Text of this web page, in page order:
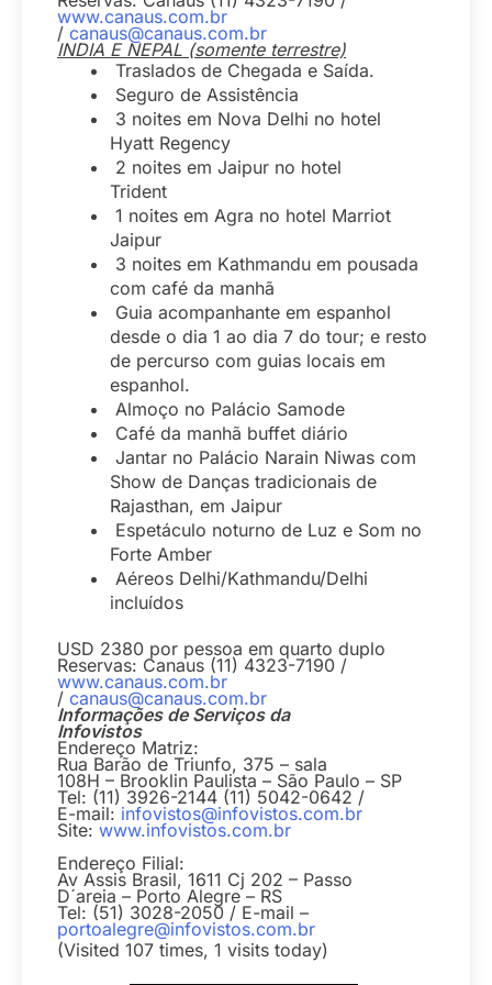
www.canaus.com.br
/ canaus@canaus.com.br
INDIA E NEPAL (somente terrestre)
Traslados de Chegada e Saída.
Seguro de Assistência
3 noites em Nova Delhi no hotel
Hyatt Regency
2 noites em Jaipur no hotel
Trident
1 noites em Agra no hotel Marriot
Jaipur
3 noites em Kathmandu em pousada
com café da manhã
Guia acompanhante em espanhol
desde o dia 1 ao dia 7 do tour; e resto
de percurso com guias locais em
espanhol.
Almoço no Palácio Samode
Café da manhã buffet diário
Jantar no Palácio Narain Niwas com
Show de Danças tradicionais de
Rajasthan, em Jaipur
Espetáculo noturno de Luz e Som no
Forte Amber
Aéreos Delhi/Kathmandu/Delhi
incluídos
USD 2380 por pessoa em quarto duplo
Reservas: Canaus (11) 4323-7190 /
www.canaus.com.br
/ canaus@canaus.com.br
Informações de Serviços da
Infovistos
Endereço Matriz:
Rua Barão de Triunfo, 375 – sala
108H – Brooklin Paulista – São Paulo – SP
Tel: (11) 3926-2144 (11) 5042-0642 /
E-mail: infovistos@infovistos.com.br
Site: www.infovistos.com.br
Endereço Filial:
Av Assis Brasil, 1611 Cj 202 – Passo
D´areia – Porto Alegre – RS
Tel: (51) 3028-2050 / E-mail –
portoalegre@infovistos.com.br
(Visited 107 times, 1 visits today)